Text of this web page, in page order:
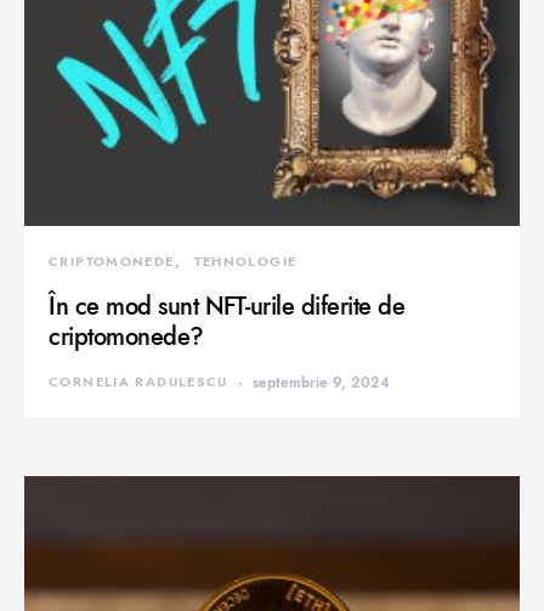
CRIPTOMONEDE TEHNOLOGIE
În ce mod sunt NFT-urile diferite de
criptomonede?
CORNELIA RADULESCU septembrie 9, 2024